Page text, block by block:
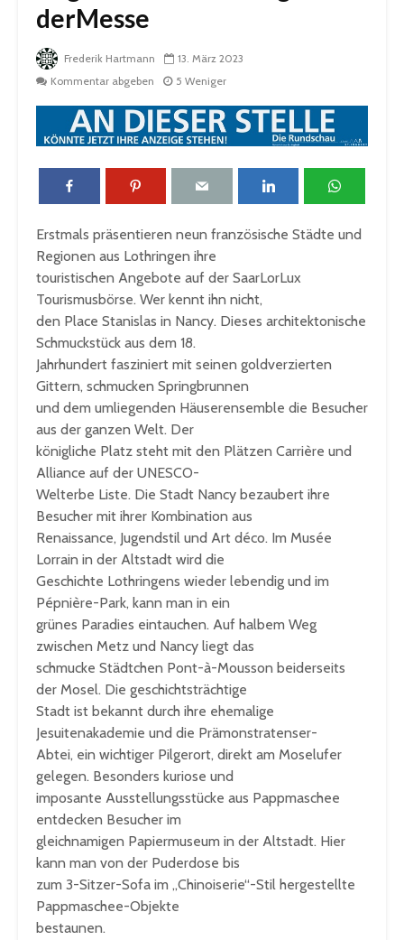
derMesse
Frederik Hartmann
13. März 2023
Kommentar abgeben
5 Weniger
Erstmals präsentieren neun französische Städte und
Regionen aus Lothringen ihre
touristischen Angebote auf der SaarLorLux
Tourismusbörse. Wer kennt ihn nicht,
den Place Stanislas in Nancy. Dieses architektonische
Schmuckstück aus dem 18.
Jahrhundert fasziniert mit seinen goldverzierten
Gittern, schmucken Springbrunnen
und dem umliegenden Häuserensemble die Besucher
aus der ganzen Welt. Der
königliche Platz steht mit den Plätzen Carrière und
Alliance auf der UNESCO-
Welterbe Liste. Die Stadt Nancy bezaubert ihre
Besucher mit ihrer Kombination aus
Renaissance, Jugendstil und Art déco. Im Musée
Lorrain in der Altstadt wird die
Geschichte Lothringens wieder lebendig und im
Pépnière-Park, kann man in ein
grünes Paradies eintauchen. Auf halbem Weg
zwischen Metz und Nancy liegt das
schmucke Städtchen Pont-à-Mousson beiderseits
der Mosel. Die geschichtsträchtige
Stadt ist bekannt durch ihre ehemalige
Jesuitenakademie und die Prämonstratenser-
Abtei, ein wichtiger Pilgerort, direkt am Moselufer
gelegen. Besonders kuriose und
imposante Ausstellungsstücke aus Pappmaschee
entdecken Besucher im
gleichnamigen Papiermuseum in der Altstadt. Hier
kann man von der Puderdose bis
zum 3-Sitzer-Sofa im „Chinoiserie“-Stil hergestellte
Pappmaschee-Objekte
bestaunen.